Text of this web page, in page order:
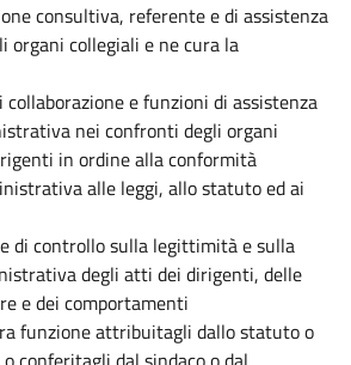
consultiva, referente e di assistenza
organi collegiali e ne cura la
e funzioni di assistenza
nei confronti degli organi
in ordine alla conformità
alle leggi, allo statuto ed ai
di controllo sulla legittimità e sulla
degli atti dei dirigenti, delle
e dei comportamenti
funzione attribuitagli dallo statuto o